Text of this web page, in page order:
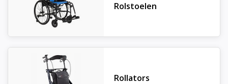
Rolstoelen
Rollators